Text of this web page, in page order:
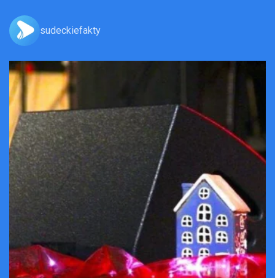
sudeckiefakty